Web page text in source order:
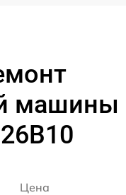
машины
Цена